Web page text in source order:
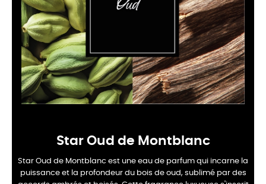
Star Oud de Montblanc
Star Oud de Montblanc est une eau de parfum qui incarne la
puissance et la profondeur du bois de oud, sublimé par des